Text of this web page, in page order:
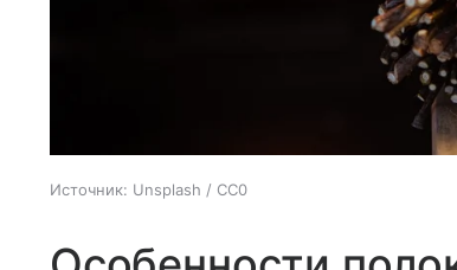
Источник: Unsplash / CC0